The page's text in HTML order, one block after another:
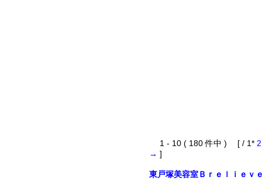
1 - 10 ( 180 件中 ) [ / 1* 2
→ ]
東戸塚美容室Ｂｒｅｌｉｅｖ